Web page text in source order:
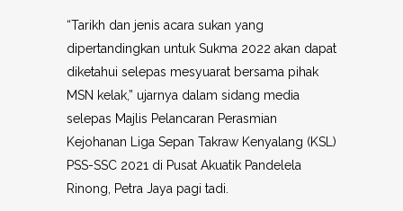
“Tarikh dan jenis acara sukan yang
dipertandingkan untuk Sukma 2022 akan dapat
diketahui selepas mesyuarat bersama pihak
MSN kelak,” ujarnya dalam sidang media
selepas Majlis Pelancaran Perasmian
Kejohanan Liga Sepan Takraw Kenyalang (KSL)
PSS-SSC 2021 di Pusat Akuatik Pandelela
Rinong, Petra Jaya pagi tadi.